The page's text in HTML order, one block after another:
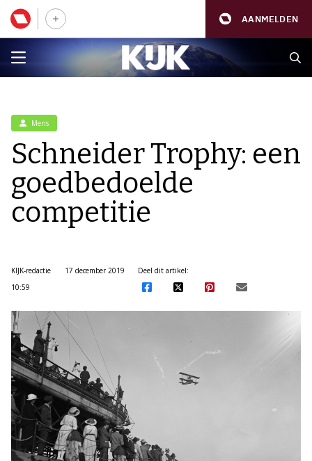
AANMELDEN
Mens
Schneider Trophy: een
goedbedoelde
competitie
KIJK-redactie
17 december 2019
10:59
Deel dit artikel: